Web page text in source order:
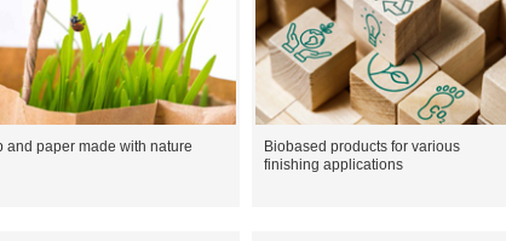
and paper made with nature
Biobased products for various
finishing applications